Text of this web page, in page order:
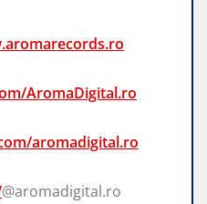
AromaDigital.ro
aromadigital.ro
@aromadigital.ro